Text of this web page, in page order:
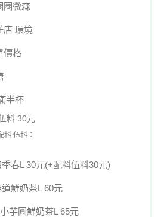
圈微森
店 環境
價格
半杯
料 30元
料 伍料：
春L 30元(+配料伍料30元)
鮮奶茶L 60元
小芋圓鮮奶茶L 65元